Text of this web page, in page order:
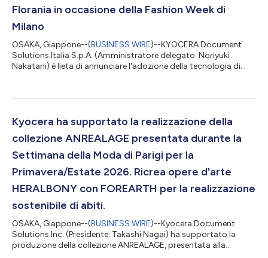
Florania in occasione della Fashion Week di
Milano
OSAKA, Giappone--(BUSINESS WIRE)--KYOCERA Document
Solutions Italia S.p.A. (Amministratore delegato: Noriyuki
Nakatani) è lieta di annunciare l'adozione della tecnologia di
autunno/inverno 2026/2027 del marchio di moda italiano
febbraio, durante la prima sfilata di Florania prevista nel
calendario ufficiale della Fashion Wee...
Kyocera ha supportato la realizzazione della
collezione ANREALAGE presentata durante la
Settimana della Moda di Parigi per la
Primavera/Estate 2026. Ricrea opere d'arte
HERALBONY con FOREARTH per la realizzazione
sostenibile di abiti.
OSAKA, Giappone--(BUSINESS WIRE)--Kyocera Document
Solutions Inc. (Presidente: Takashi Nagai) ha supportato la
produzione della collezione ANREALAGE, presentata alla